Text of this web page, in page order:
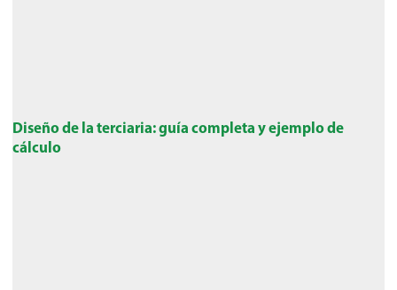
Diseño de la terciaria: guía completa y ejemplo de
cálculo